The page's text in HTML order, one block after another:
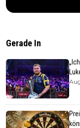
Gerade In